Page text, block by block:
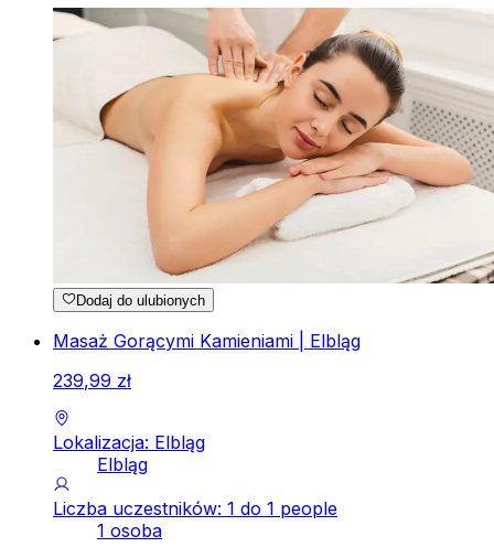
Dodaj do ulubionych
Masaż Gorącymi Kamieniami | Elbląg
239,99 zł
Lokalizacja: Elbląg
Elbląg
Liczba uczestników: 1 do 1 people
1 osoba